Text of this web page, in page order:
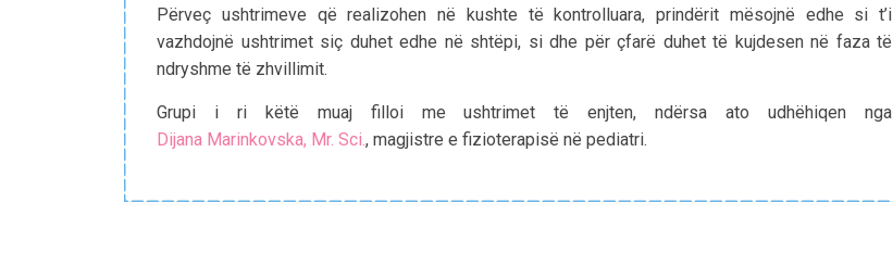
Përveç ushtrimeve që realizohen në kushte të kontrolluara, prindërit mësojnë edhe si t’i
vazhdojnë ushtrimet siç duhet edhe në shtëpi, si dhe për çfarë duhet të kujdesen në faza të
ndryshme të zhvillimit.
Grupi i ri këtë muaj filloi me ushtrimet të enjten, ndërsa ato udhëhiqen nga
Dijana Marinkovska, Mr. Sci., magjistre e fizioterapisë në pediatri.